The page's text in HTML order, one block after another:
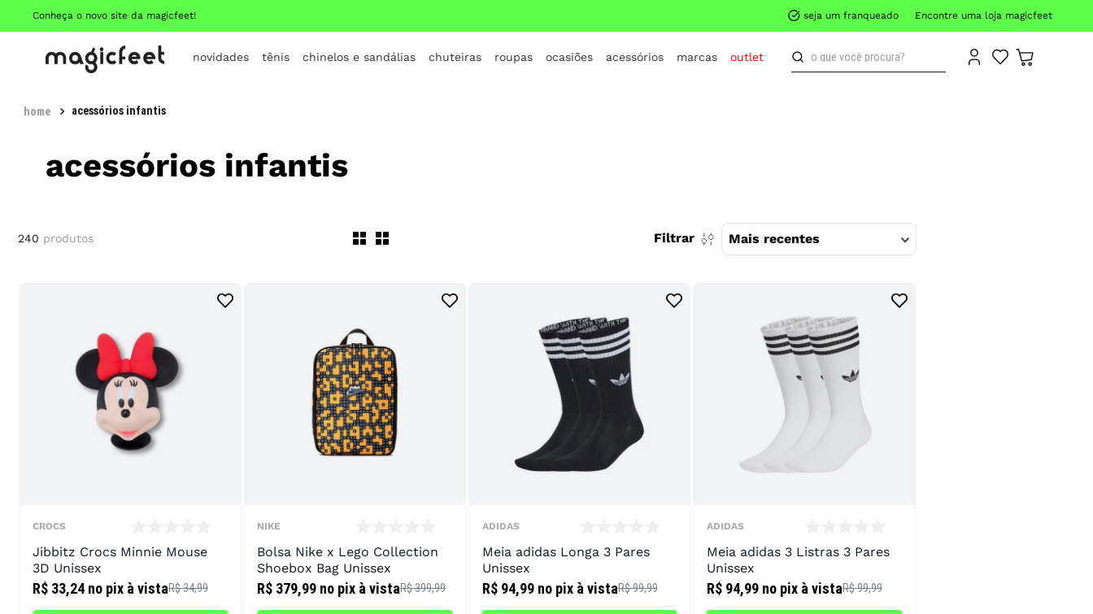
Conheça o novo site da magicfeet! seja um franqueado Encontre uma loja magicfeet
novidades tênis chinelos e sandálias chuteiras roupas ocasiões acessórios marcas outlet
o que você procura?
acessórios infantis
acessórios infantis
240 produtos Filtrar Mais recentes
CROCS
Jibbitz Crocs Minnie Mouse
3D Unissex
R$ 33,24 no pix à vistaR$ 34,99
NIKE
Bolsa Nike x Lego Collection
Shoebox Bag Unissex
R$ 379,99 no pix à vistaR$ 399,99
ADIDAS
Meia adidas Longa 3 Pares
Unissex
R$ 94,99 no pix à vistaR$ 99,99
ADIDAS
Meia adidas 3 Listras 3 Pares
Unissex
R$ 94,99 no pix à vistaR$ 99,99
all star